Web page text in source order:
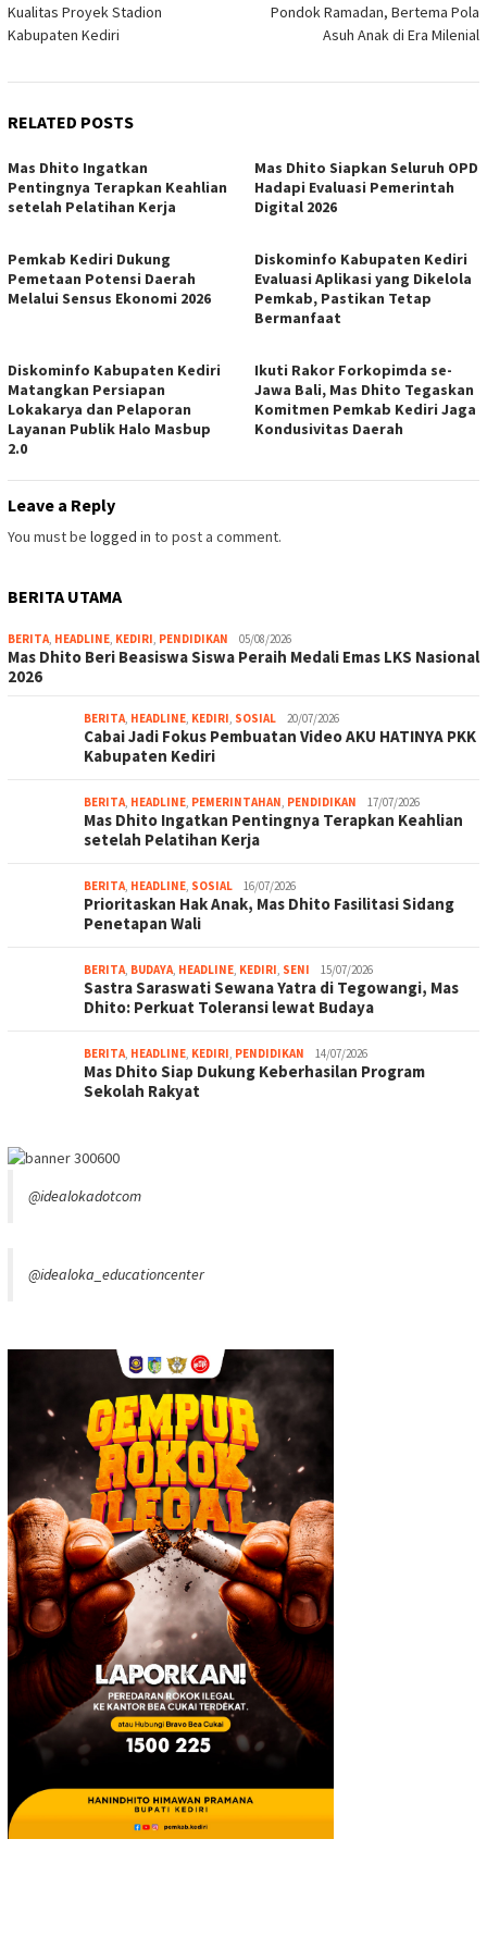
Kualitas Proyek Stadion
Kabupaten Kediri
Pondok Ramadan, Bertema Pola
Asuh Anak di Era Milenial
RELATED POSTS
Mas Dhito Ingatkan
Pentingnya Terapkan Keahlian
setelah Pelatihan Kerja
Mas Dhito Siapkan Seluruh OPD
Hadapi Evaluasi Pemerintah
Digital 2026
Pemkab Kediri Dukung
Pemetaan Potensi Daerah
Melalui Sensus Ekonomi 2026
Diskominfo Kabupaten Kediri
Evaluasi Aplikasi yang Dikelola
Pemkab, Pastikan Tetap
Bermanfaat
Diskominfo Kabupaten Kediri
Matangkan Persiapan
Lokakarya dan Pelaporan
Layanan Publik Halo Masbup
2.0
Ikuti Rakor Forkopimda se-
Jawa Bali, Mas Dhito Tegaskan
Komitmen Pemkab Kediri Jaga
Kondusivitas Daerah
Leave a Reply
You must be logged in to post a comment.
BERITA UTAMA
BERITA, HEADLINE, KEDIRI, PENDIDIKAN 05/08/2026
Mas Dhito Beri Beasiswa Siswa Peraih Medali Emas LKS Nasional
2026
BERITA, HEADLINE, KEDIRI, SOSIAL 20/07/2026
Cabai Jadi Fokus Pembuatan Video AKU HATINYA PKK
Kabupaten Kediri
BERITA, HEADLINE, PEMERINTAHAN, PENDIDIKAN 17/07/2026
Mas Dhito Ingatkan Pentingnya Terapkan Keahlian
setelah Pelatihan Kerja
BERITA, HEADLINE, SOSIAL 16/07/2026
Prioritaskan Hak Anak, Mas Dhito Fasilitasi Sidang
Penetapan Wali
BERITA, BUDAYA, HEADLINE, KEDIRI, SENI 15/07/2026
Sastra Saraswati Sewana Yatra di Tegowangi, Mas
Dhito: Perkuat Toleransi lewat Budaya
BERITA, HEADLINE, KEDIRI, PENDIDIKAN 14/07/2026
Mas Dhito Siap Dukung Keberhasilan Program
Sekolah Rakyat
@idealokadotcom
@idealoka_educationcenter